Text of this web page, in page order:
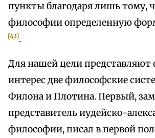
пункты благодаря лишь тому,
философии определенную
[43].
Для нашей цели представляют
интерес две философские
Филона и Плотина. Первый,
представитель иудейско-
философии, писал в первой